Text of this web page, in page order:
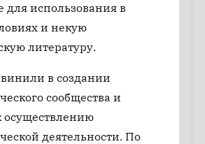
для использования в
и некую
литературу.
в создании
сообщества и
деятельности. По